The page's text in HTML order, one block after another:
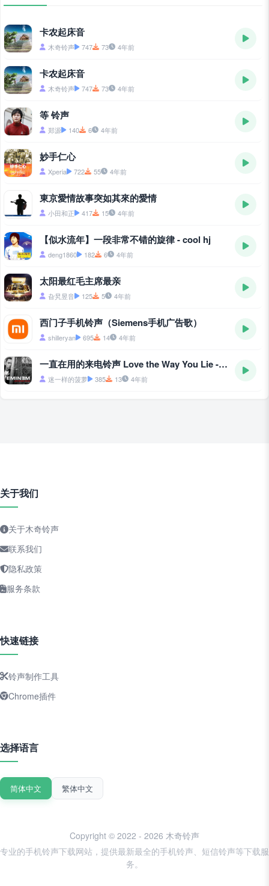
卡农起床音
木奇铃声 747 73 4年前
卡农起床音
木奇铃声 747 73 4年前
等 铃声
郑源 140 6 4年前
妙手仁心
Xperia 722 55 4年前
東京愛情故事突如其來的愛情
小田和正 417 15 4年前
【似水流年】一段非常不错的旋律 - cool hj
deng1860 182 6 4年前
太阳最红毛主席最亲
旮旯昱音 125 5 4年前
西门子手机铃声（Siemens手机广告歌）
shilleryan 695 14 4年前
一直在用的来电铃声 Love the Way You Lie - Love-the-Way-You-Lie
迷一样的菠萝 385 13 4年前
关于我们
关于木奇铃声
联系我们
隐私政策
服务条款
快速链接
铃声制作工具
Chrome插件
选择语言
简体中文 繁体中文
Copyright © 2022 - 2026 木奇铃声
专业的手机铃声下载网站，提供最新最全的手机铃声、短信铃声等下载服
务。